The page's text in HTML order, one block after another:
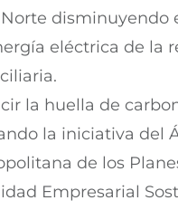
disminuyendo
eléctrica de la
la huella de
la iniciativa del
de los
Empresarial